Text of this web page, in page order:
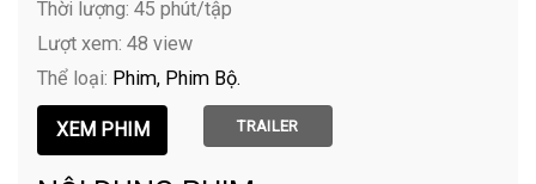
Thời lượng: 45 phút/tập
Lượt xem: 48 view
Thể loại: Phim Phim Bộ
TRAILER